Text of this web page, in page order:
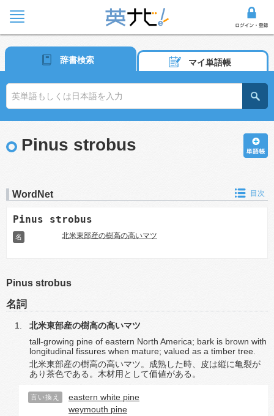
辞書検索 マイ単語帳
Pinus strobus
WordNet 目次
Pinus strobus
名 北米東部産の樹高の高いマツ
Pinus strobus
名詞
北米東部産の樹高の高いマツ
tall-growing pine of eastern North America; bark is brown with
longitudinal fissures when mature; valued as a timber tree.
北米東部産の樹高の高いマツ。成熟した時、皮は縦に亀裂が
あり茶色である。木材用として価値がある。
言い換え
eastern white pine
weymouth pine